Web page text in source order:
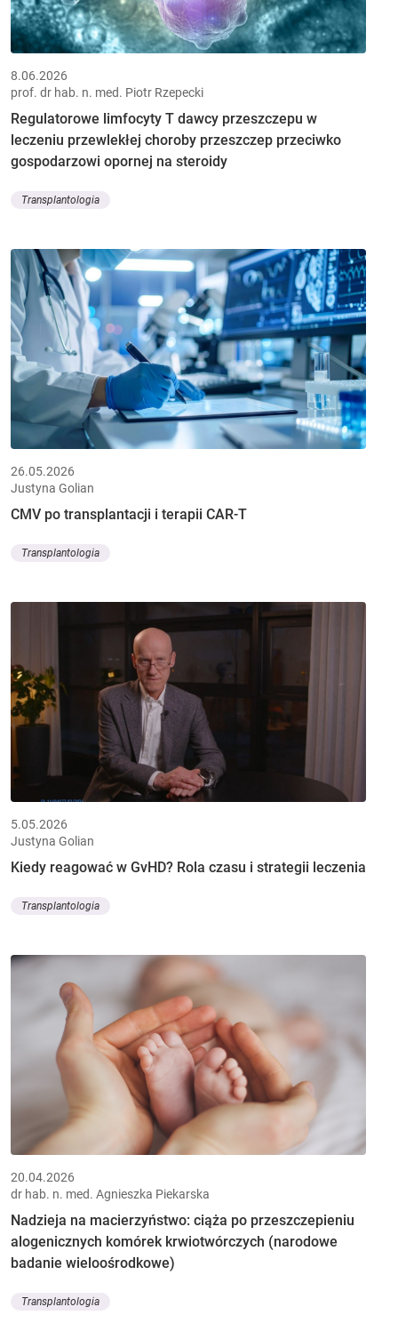
8.06.2026
prof. dr hab. n. med. Piotr Rzepecki
Regulatorowe limfocyty T dawcy przeszczepu w
leczeniu przewlekłej choroby przeszczep przeciwko
gospodarzowi opornej na steroidy
Transplantologia
26.05.2026
Justyna Golian
CMV po transplantacji i terapii CAR-T
Transplantologia
5.05.2026
Justyna Golian
Kiedy reagować w GvHD? Rola czasu i strategii leczenia
Transplantologia
20.04.2026
dr hab. n. med. Agnieszka Piekarska
Nadzieja na macierzyństwo: ciąża po przeszczepieniu
alogenicznych komórek krwiotwórczych (narodowe
badanie wieloośrodkowe)
Transplantologia